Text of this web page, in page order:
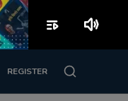
REGISTER
playlist_play volume_up